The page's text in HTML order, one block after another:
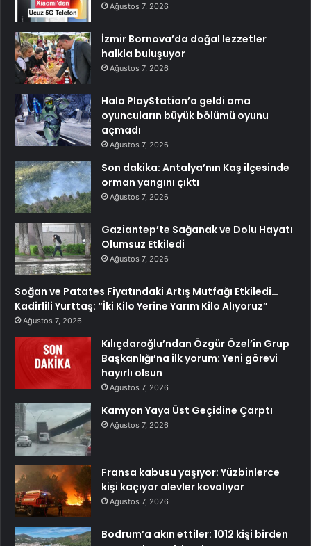
Ağustos 7, 2026
İzmir Bornova’da doğal lezzetler
halkla buluşuyor
Ağustos 7, 2026
Halo PlayStation’a geldi ama
oyuncuların büyük bölümü oyunu
açmadı
Ağustos 7, 2026
Son dakika: Antalya’nın Kaş ilçesinde
orman yangını çıktı
Ağustos 7, 2026
Gaziantep’te Sağanak ve Dolu Hayatı
Olumsuz Etkiledi
Ağustos 7, 2026
Soğan ve Patates Fiyatındaki Artış Mutfağı Etkiledi…
Kadirlili Yurttaş: “İki Kilo Yerine Yarım Kilo Alıyoruz”
Ağustos 7, 2026
Kılıçdaroğlu’ndan Özgür Özel’in Grup
Başkanlığı’na ilk yorum: Yeni görevi
hayırlı olsun
Ağustos 7, 2026
Kamyon Yaya Üst Geçidine Çarptı
Ağustos 7, 2026
Fransa kabusu yaşıyor: Yüzbinlerce
kişi kaçıyor alevler kovalıyor
Ağustos 7, 2026
Bodrum’a akın ettiler: 1012 kişi birden